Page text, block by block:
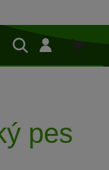
Do
pes